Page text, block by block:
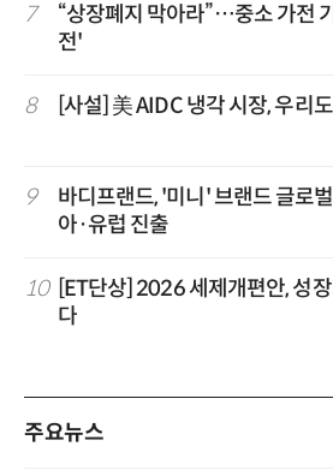
7
“상장폐지 막아라”…중소 가전
전'
8 [사설] 美 AIDC 냉각 시장, 우리
9
바디프랜드, '미니' 브랜드 글로
아·유럽 진출
10
[ET단상] 2026 세제개편안, 성
다
주요뉴스